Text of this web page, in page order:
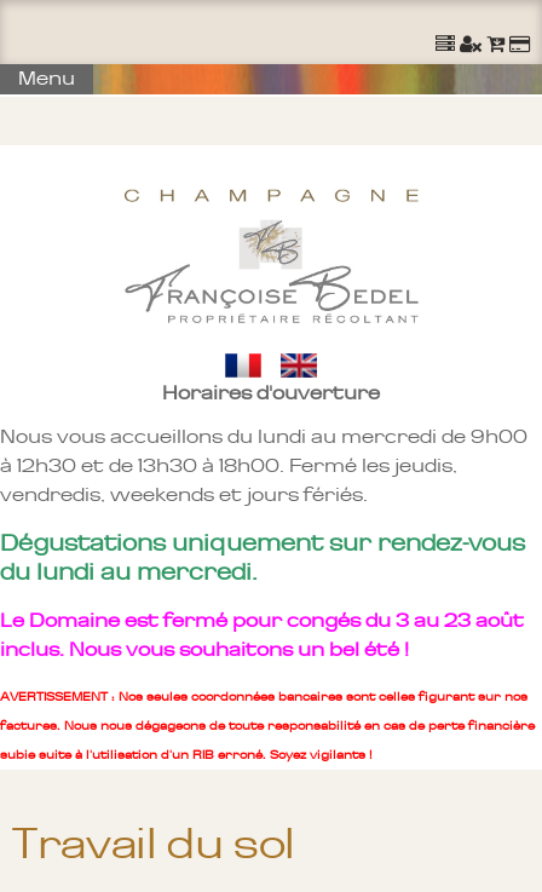
Menu
Horaires d'ouverture
Nous vous accueillons du lundi au mercredi de 9h00
à 12h30 et de 13h30 à 18h00. Fermé les jeudis,
vendredis, weekends et jours fériés.
Dégustations uniquement sur rendez-vous
du lundi au mercredi.
Le Domaine est fermé pour congés du 3 au 23 août
inclus. Nous vous souhaitons un bel été !
AVERTISSEMENT : Nos seules coordonnées bancaires sont celles figurant sur nos
factures. Nous nous dégageons de toute responsabilité en cas de perte financière
subie suite à l'utilisation d'un RIB erroné. Soyez vigilants !
Travail du sol